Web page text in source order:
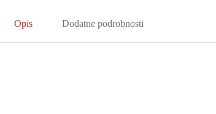
Opis Dodatne podrobnosti